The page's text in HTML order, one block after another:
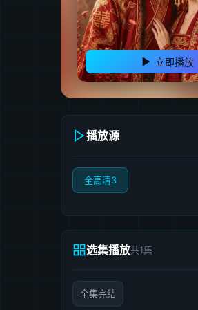
立即播放
播放源
全高清3
选集播放共1集
全集完结